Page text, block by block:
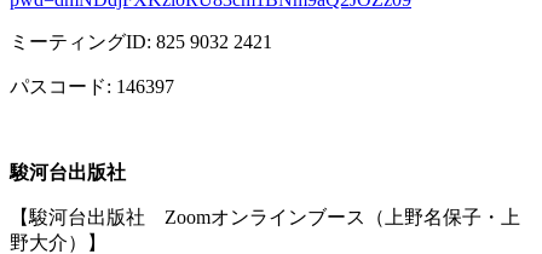
ミーティングID: 825 9032 2421
パスコード: 146397
駿河台出版社
【駿河台出版社 Zoomオンラインブース（上野名保子・上
野大介）】